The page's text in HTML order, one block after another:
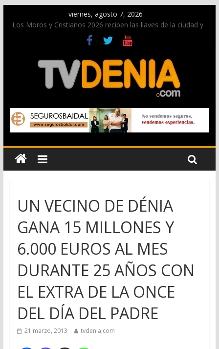
viernes, agosto 7, 2026
Los Moros y Cristianos 2026 reciben las llaves de la ciudad y
dan inicio a las fiestas en Dénia
El bando moro protagonista en la Segunda Entraeta Festera
Paco Adsuar dona al Arxiu de Dénia más de 50.000 imágenes
de la memoria visual de la ciudad
La Entraeta Festera llena de ambiente la calle Marqués de
Campo con la recepción a la Capitanía Cristiana
El XII Festival de Jazz de Dénia reunirá durante agosto a
figuras nacionales e internacionales en los Jardins de
Torrecremada
UN VECINO DE DÉNIA
GANA 15 MILLONES Y
6.000 EUROS AL MES
DURANTE 25 AÑOS CON
EL EXTRA DE LA ONCE
DEL DÍA DEL PADRE
21 marzo, 2013 tvdenia.com